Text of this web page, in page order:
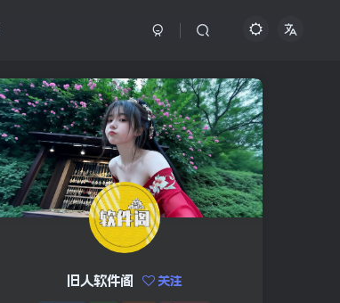
旧人软件阁 关注